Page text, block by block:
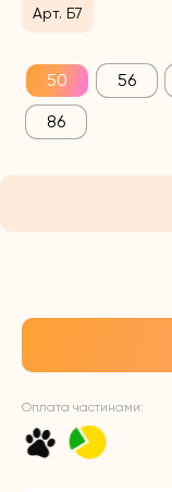
Арт. Б7
50 56
86
Оплата частинами: